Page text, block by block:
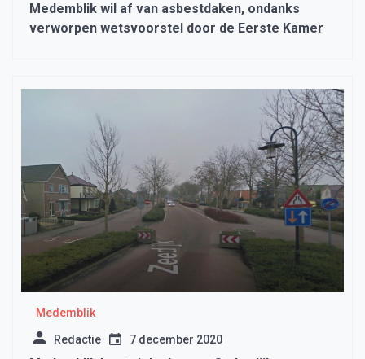
Medemblik wil af van asbestdaken, ondanks
verworpen wetsvoorstel door de Eerste Kamer
Medemblik
Redactie 7 december 2020